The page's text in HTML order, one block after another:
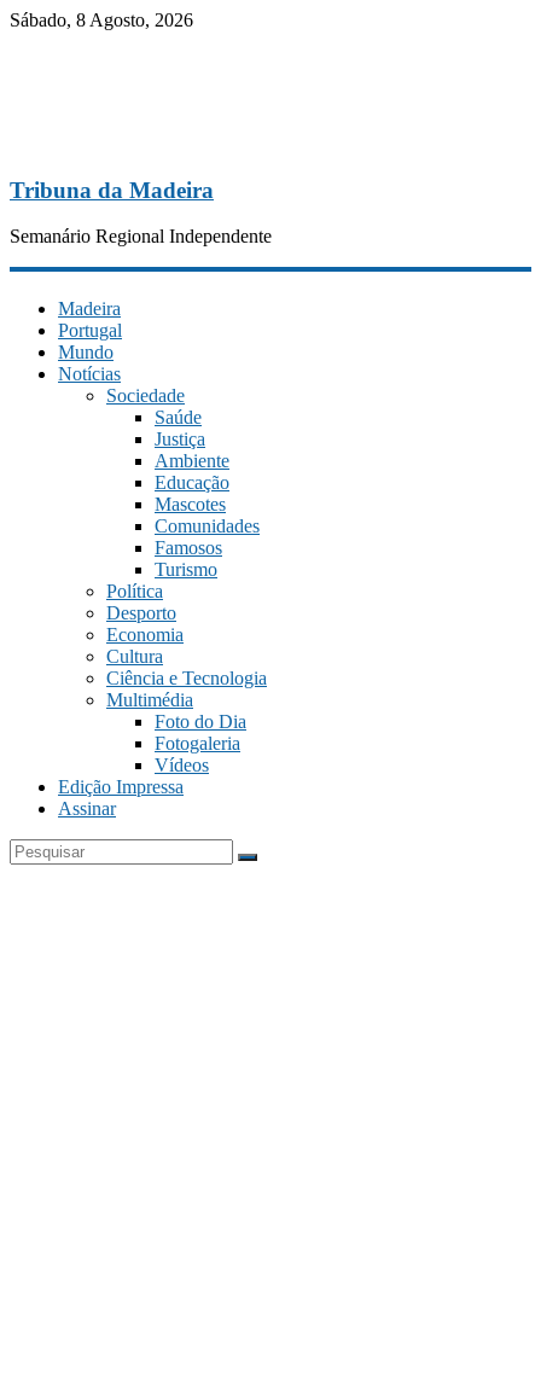
Sábado, 8 Agosto, 2026
Tribuna da Madeira
Semanário Regional Independente
Madeira
Portugal
Mundo
Notícias
Sociedade
Saúde
Justiça
Ambiente
Educação
Mascotes
Comunidades
Famosos
Turismo
Política
Desporto
Economia
Cultura
Ciência e Tecnologia
Multimédia
Foto do Dia
Fotogaleria
Vídeos
Edição Impressa
Assinar